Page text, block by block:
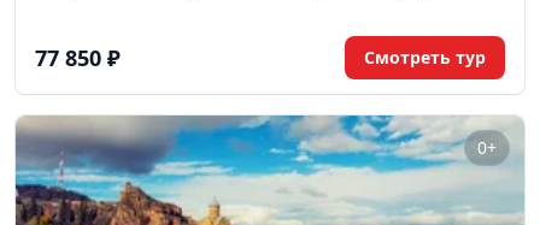
77 850 ₽ Смотреть тур
0+